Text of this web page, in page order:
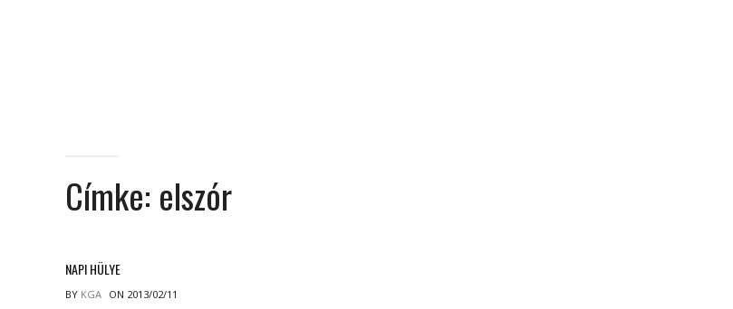
Címke: elszór
NAPI HÜLYE
BY KGA ON 2013/02/11